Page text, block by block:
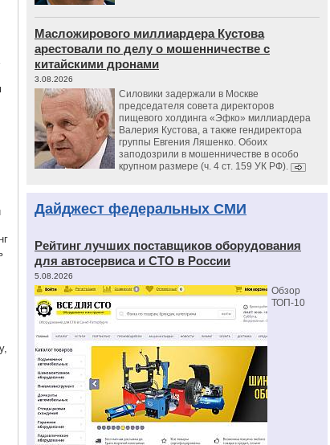
Масложирового миллиардера Кустова
арестовали по делу о мошенничестве с
китайскими дронами
3.08.2026
Силовики задержали в Москве
председателя совета директоров
пищевого холдинга «Эфко» миллиардера
Валерия Кустова, а также гендиректора
группы Евгения Ляшенко. Обоих
заподозрили в мошенничестве в особо
крупном размере (ч. 4 ст. 159 УК РФ).
Дайджест федеральных СМИ
Рейтинг лучших поставщиков оборудования
для автосервиса и СТО в России
5.08.2026
Обзор
ТОП-10